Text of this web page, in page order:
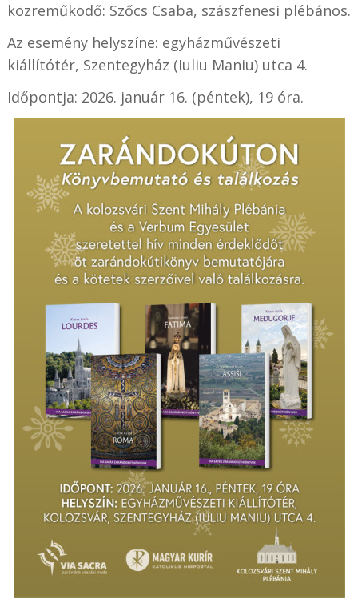
közreműködő: Szőcs Csaba, szászfenesi plébános.
Az esemény helyszíne: egyházművészeti
kiállítótér, Szentegyház (Iuliu Maniu) utca 4.
Időpontja: 2026. január 16. (péntek), 19 óra.